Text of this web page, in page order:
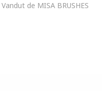
Vandut de MISA BRUSHES